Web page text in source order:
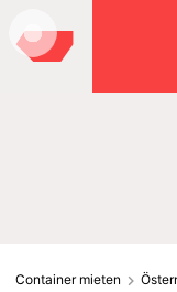
Container mieten